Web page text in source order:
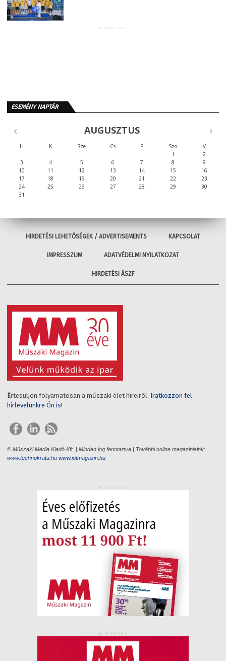
HIRDETÉS
ESEMÉNY NAPTÁR
AUGUSZTUS
H K Sze Cs P Szo
V
1
2
3
4 5 6 7 8
9
10
11 12 13 14 15
16
17
18 19 20 21 22
23
24
25 26 27 28 29
30
31
HIRDETÉSI LEHETŐSÉGEK / ADVERTISEMENTS KAPCSOLAT
IMPRESSZUM ADATVÉDELMI NYILATKOZAT
HIRDETÉSI ÁSZF
Értesüljön folyamatosan a műszaki élet híreiről. Iratkozzon fel
hírlevelünkre Ön is!
© Műszaki Média Kiadó Kft. | Minden jog fenntartva | További online magazinjaink:
www.technokrata.hu www.iotmagazin.hu
HIRDETÉS
HIRDETÉS